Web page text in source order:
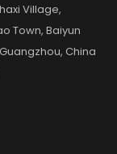
Village,
Town, Baiyun
China